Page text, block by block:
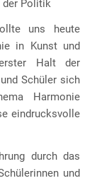
der Politik
uns heute
in Kunst und
Halt der
Schüler sich
Harmonie
eindrucksvolle
durch das
und